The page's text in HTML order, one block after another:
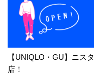
【UNIQLO・GU】ニスタ
店！